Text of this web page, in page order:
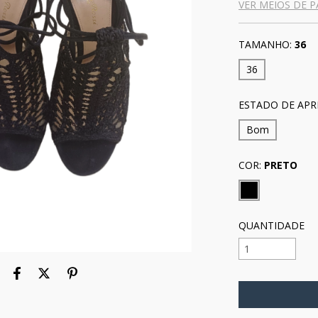
VER MEIOS DE
TAMANHO: 36
36
ESTADO DE
Bom
COR: PRETO
QUANTIDADE